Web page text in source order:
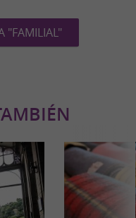
"FAMILIAL"